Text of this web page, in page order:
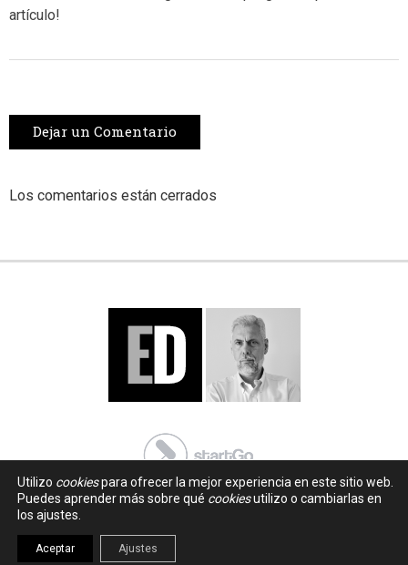
artículo!
Dejar un Comentario
Los comentarios están cerrados
Utilizo cookiespara ofrecer la mejor experiencia en este sitio web.
Puedes aprender más sobre qué cookiesutilizo o cambiarlas en
los ajustes.
Aceptar Ajustes